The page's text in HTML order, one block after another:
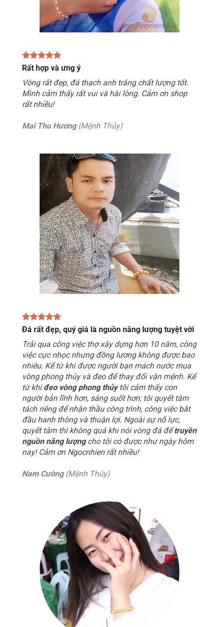
Rất hợp và ưng ý
Vòng rất đẹp, đá thạch anh trắng chất lượng tốt.
Mình cảm thấy rất vui và hài lòng. Cảm ơn shop
rất nhiều!
Mai Thu Hương(Mệnh Thủy)
Đá rất đẹp, quý giá là nguồn năng lượng tuyệt vời
Trải qua công việc thợ xây dựng hơn 10 năm, công
việc cực nhọc nhưng đồng lương không được bao
nhiêu. Kể từ khi được người bạn mách nước mua
vòng phong thủy và đeo để thay đổi vận mệnh. Kể
từ khiđeo vòng phong thủytôi cảm thấy con
người bản lĩnh hơn, sáng suốt hơn; tôi quyết tâm
tách riêng để nhận thầu công trình, công việc bắt
đầu hanh thông và thuận lợi. Ngoài sự nỗ lực,
quyết tâm thì không quá khi nói vòng đá đểtruyền
nguồn năng lượngcho tôi có được như ngày hôm
nay! Cảm ơn Ngocnhien rất nhiều!
Nam Cường(Mệnh Thủy)